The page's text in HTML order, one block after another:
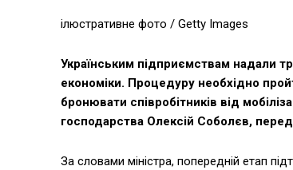
ілюстративне фото / Getty Images
Українським підприємствам надали
економіки. Процедуру необхідно
бронювати співробітників від
господарства Олексій Соболєв,
За словами міністра, попередній етап